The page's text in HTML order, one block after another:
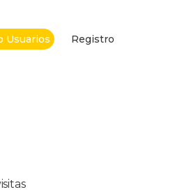
Usuarios Registro